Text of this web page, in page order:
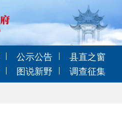
公示公告
县直之窗
图说新野
调查征集